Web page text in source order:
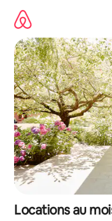
directement
contenu
Locations au